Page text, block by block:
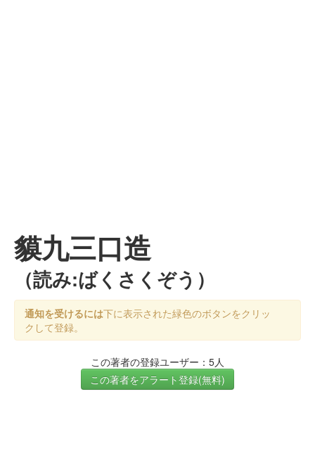
貘九三口造
（読み:ばくさくぞう）
通知を受けるには下に表示された緑色のボタンをクリッ
クして登録。
この著者の登録ユーザー：5人
この著者をアラート登録(無料)